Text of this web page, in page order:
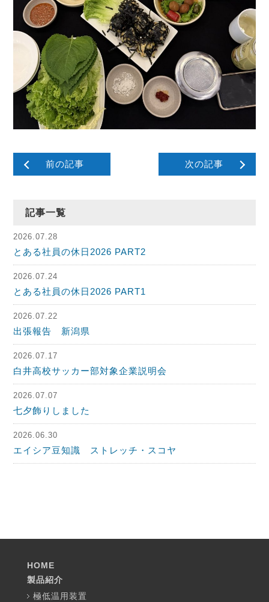
前の記事 次の記事
記事一覧
2026.07.28
とある社員の休日2026 PART2
2026.07.24
とある社員の休日2026 PART1
2026.07.22
出張報告 新潟県
2026.07.17
白井高校サッカー部対象企業説明会
2026.07.07
七夕飾りしました
2026.06.30
エイシア豆知識 ストレッチ・スコヤ
HOME
製品紹介
極低温用装置